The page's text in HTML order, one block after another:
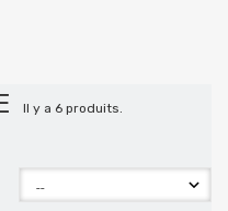
Il y a 6 produits.